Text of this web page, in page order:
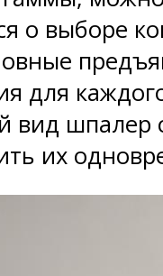
о выборе
для
вид шпалер
их